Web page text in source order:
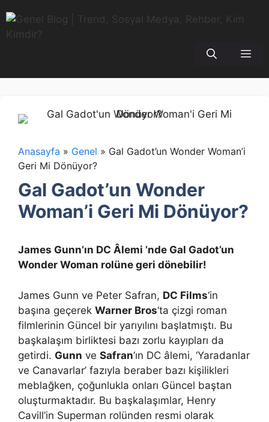
atla
Anasayfa » Genel » Gal Gadot’un Wonder Woman’i
Geri Mi Dönüyor?
Gal Gadot’un Wonder
Woman’i Geri Mi Dönüyor?
James Gunn’ın DC Âlemi ’nde Gal Gadot’un
Wonder Woman rolüne geri dönebilir!
James Gunn ve Peter Safran, DC Films‘in
başına geçerek Warner Bros‘ta çizgi roman
filmlerinin Güncel bir yarıyılını başlatmıştı. Bu
başkalaşım birliktesi bazı zorlu kayıpları da
getirdi. Gunn ve Safran‘ın DC âlemi, ‘Yaradanlar
ve Canavarlar’ fazıyla beraber bazı kişilikleri
meblağken, çoğunlukla onları Güncel baştan
oluşturmaktadır. Bu başkalaşımlar, Henry
Cavill’in Superman rolünden resmi olarak